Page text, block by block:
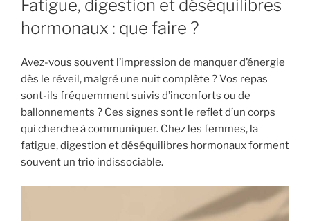
Fatigue, digestion et déséquilibres
hormonaux : que faire ?
Avez-vous souvent l’impression de manquer d’énergie
dès le réveil, malgré une nuit complète ? Vos repas
sont-ils fréquemment suivis d’inconforts ou de
ballonnements ? Ces signes sont le reflet d’un corps
qui cherche à communiquer. Chez les femmes, la
fatigue, digestion et déséquilibres hormonaux forment
souvent un trio indissociable.